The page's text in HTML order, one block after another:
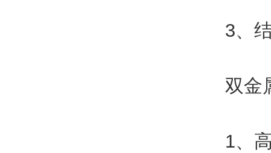
3、结
双金属
1、高